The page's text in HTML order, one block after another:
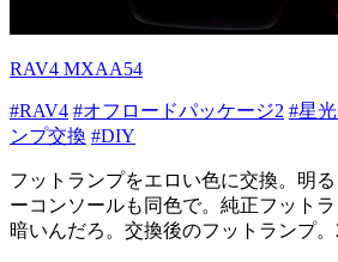
RAV4 MXAA54
#RAV4 #オフロードパッケージ2 #星
ンプ交換 #DIY
フットランプをエロい色に交換。明
ーコンソールも同色で。純正フット
暗いんだろ。交換後のフットランプ。